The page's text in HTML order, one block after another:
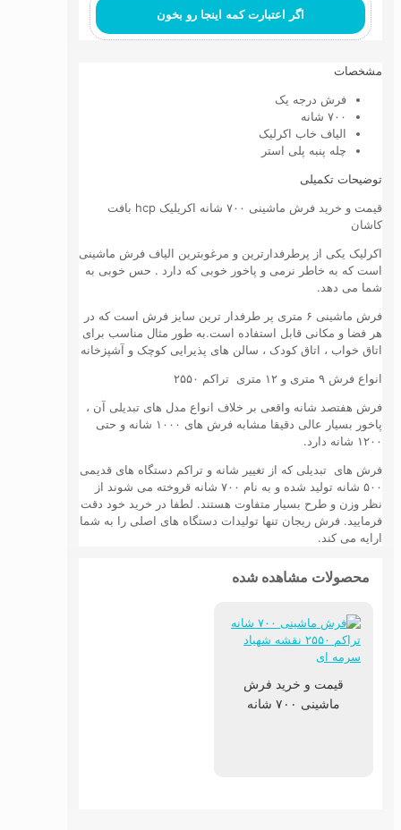
عدد
اگر اعتبارت کمه اینجا رو بخون
مشخصات
فرش درجه یک
۷۰۰ شانه
الیاف خاب اکرلیک
چله پنبه پلی استر
توضیحات تکمیلی
قیمت و خرید فرش ماشینی ۷۰۰ شانه اکریلیک hcp بافت
کاشان
اکرلیک یکی از پرطرفدارترین و مرغوبترین الیاف فرش ماشینی
است که به خاطر نرمی و پاخور خوبی که دارد . حس خوبی به
شما می دهد.
فرش ماشینی ۶ متری پر طرفدار ترین سایز فرش است که در
هر فضا و مکانی قابل استفاده است.به طور مثال مناسب برای
اتاق خواب ، اتاق کودک ، سالن های پذیرایی کوچک و آشپزخانه
انواع فرش ۹ متری و ۱۲ متری تراکم ۲۵۵۰
فرش هفتصد شانه واقعی بر خلاف انواع مدل های تبدیلی آن ،
پاخور بسیار عالی دقیقا مشابه فرش های ۱۰۰۰ شانه و حتی
۱۲۰۰ شانه دارد.
فرش های تبدیلی که از تغییر شانه و تراکم دستگاه های قدیمی
۵۰۰ شانه تولید شده و به نام ۷۰۰ شانه قروخته می شوند از
نظر وزن و طرح بسیار متفاوت هستند. لطفا در خرید خود دقت
فرمایید. فرش ریجان تنها تولیدات دستگاه های اصلی را به شما
ارايه می کند.
محصولات مشاهده شده
قیمت و خرید فرش
ماشینی ۷۰۰ شانه